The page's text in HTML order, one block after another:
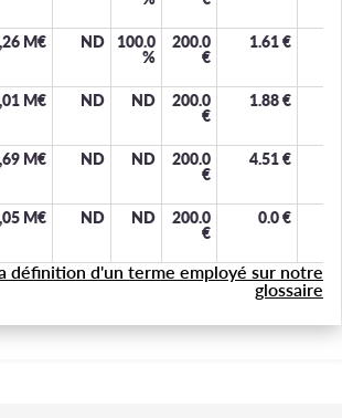
M€ ND
100.0
%
200.0
€
1.61€
M€ ND ND
200.0
€
1.88€
M€ ND ND
200.0
€
4.51€
M€ ND ND
200.0
€
0.0€
définition d'un terme employé sur notre
glossaire